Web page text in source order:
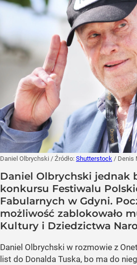
Daniel Olbrychski / Źródło: Shutterstock / Denis
Daniel Olbrychski jednak
konkursu Festiwalu
Fabularnych w Gdyni.
możliwość zablokowało
Kultury i Dziedzictwa
Daniel Olbrychski w rozmowie z
list do Donalda Tuska, bo ma do